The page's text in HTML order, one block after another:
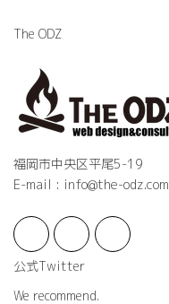
The ODZ
福岡市中央区平尾5-19
E-mail : info@the-odz.com
公式Twitter
We recommend.